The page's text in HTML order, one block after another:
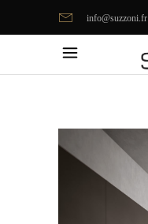
info@suzzoni.fr